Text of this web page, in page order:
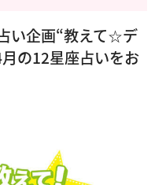
い企画“教えて☆デ
の12星座占いをお